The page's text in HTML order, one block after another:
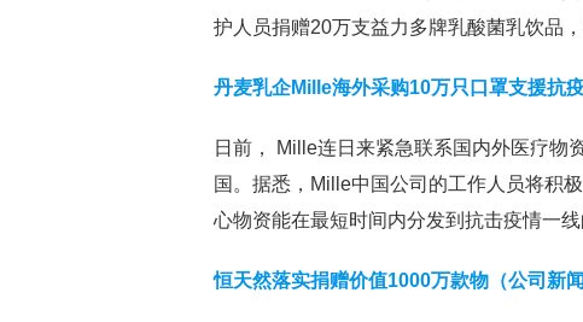
护人员捐赠20万支益力多牌乳酸菌乳饮品，
丹麦乳企Mille海外采购10万只口罩支援抗疫
日前， Mille连日来紧急联系国内外医疗物
国。据悉，Mille中国公司的工作人员将积
心物资能在最短时间内分发到抗击疫情一线
恒天然落实捐赠价值1000万款物（公司新闻